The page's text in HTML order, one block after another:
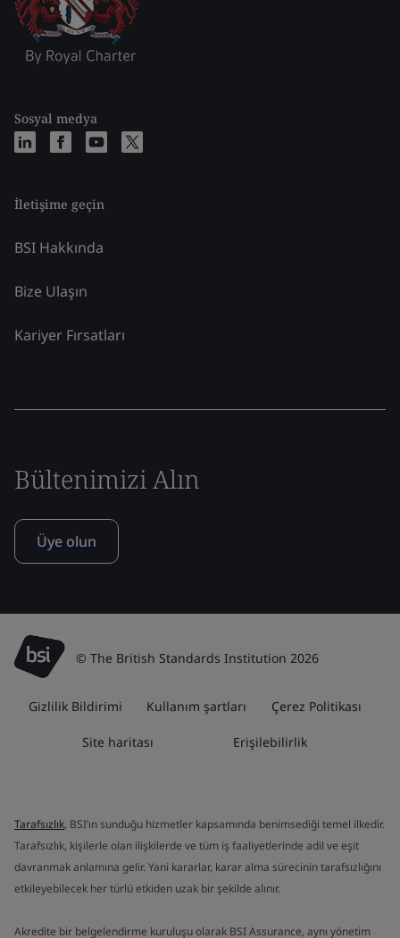
Sosyal medya
İletişime geçin
BSI Hakkında
Bize Ulaşın
Kariyer Fırsatları
Bültenimizi Alın
Üye olun
© The British Standards Institution 2026
Gizlilik Bildirimi Kullanım şartları Çerez Politikası
Site haritası Erişilebilirlik
Tarafsızlık, BSI’ın sunduğu hizmetler kapsamında benimsediği temel ilkedir.
Tarafsızlık, kişilerle olan ilişkilerde ve tüm iş faaliyetlerinde adil ve eşit
davranmak anlamına gelir. Yani kararlar, karar alma sürecinin tarafsızlığını
etkileyebilecek her türlü etkiden uzak bir şekilde alınır.
Akredite bir belgelendirme kuruluşu olarak BSI Assurance, aynı yönetim